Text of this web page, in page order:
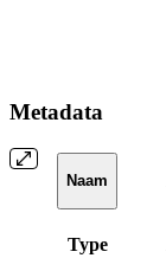
Metadata
Naam
Type